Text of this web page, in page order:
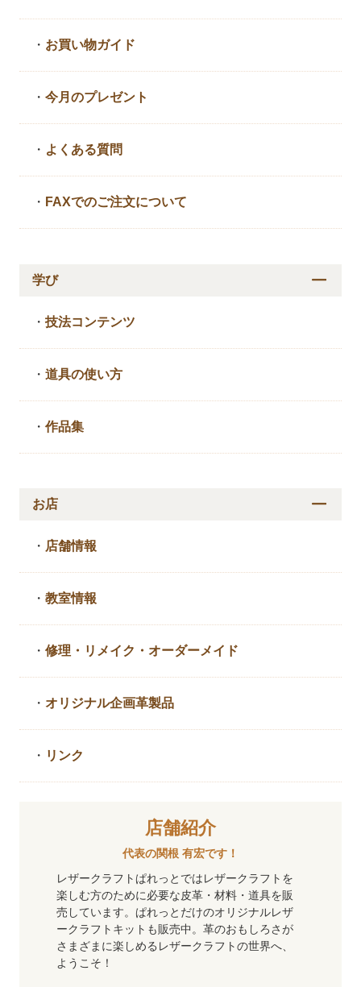
・ お買い物ガイド
・今月のプレゼント
・ よくある質問
・ FAXでのご注文について
学び
・技法コンテンツ
・道具の使い方
・作品集
お店
・ 店舗情報
・教室情報
・修理・リメイク・ オーダーメイド
・ オリジナル企画革製品
・ リンク
店舗紹介
代表の関根 有宏です！
レザークラフトぱれっとではレザークラフトを
楽しむ方のために必要な皮革・材料・道具を販
売しています。ぱれっとだけのオリジナルレザ
ークラフトキットも販売中。革のおもしろさが
さまざまに楽しめるレザークラフトの世界へ、
ようこそ！